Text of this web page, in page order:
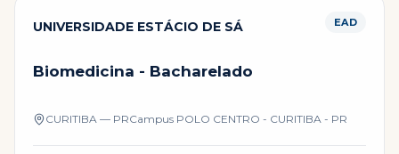
UNIVERSIDADE ESTÁCIO DE SÁ EAD
Biomedicina - Bacharelado
CURITIBA — PRCampus POLO CENTRO - CURITIBA - PR